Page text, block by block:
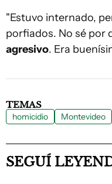
"Estuvo internado,
porfiados. No sé por
agresivo. Era
TEMAS
homicidio Montevideo
SEGUÍ